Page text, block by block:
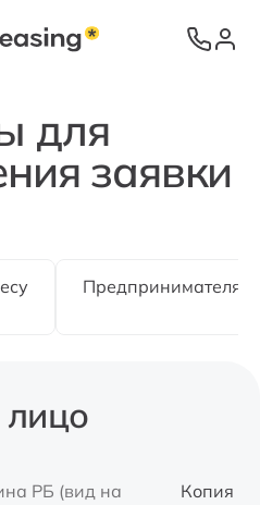
для
заявки
Предпринимателям
РБ (вид на
Копия